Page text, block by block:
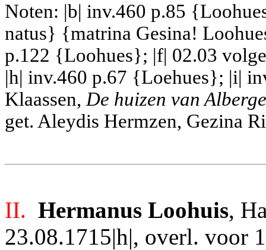
Noten: |b| inv.460 p.85
natus} {matrina Gesina!
p.122 {Loohues}; |f| 02.03
|h| inv.460 p.67 {Loehues}; |i|
Klaassen, De huizen van
get. Aleydis Hermzen, Gezina
II. Hermanus Loohuis,
23.08.1715|h|, overl. voor